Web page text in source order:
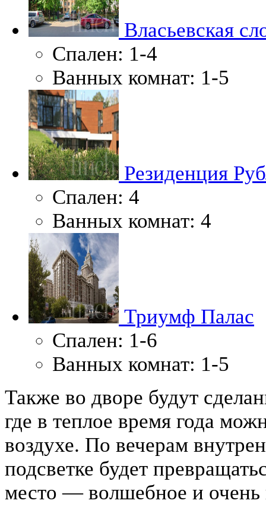
Власьевская
Спален: 1-4
Ванных комнат: 1-5
Резиденция
Спален: 4
Ванных комнат: 4
Триумф Палас
Спален: 1-6
Ванных комнат: 1-5
Также во дворе будут
где в теплое время года
воздухе. По вечерам
подсветке будет
место — волшебное и очень